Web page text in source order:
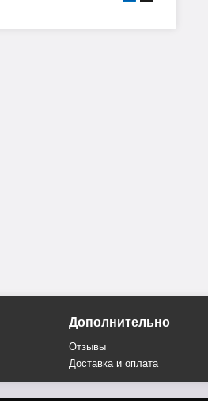
Дополнительно
Отзывы
Доставка и оплата